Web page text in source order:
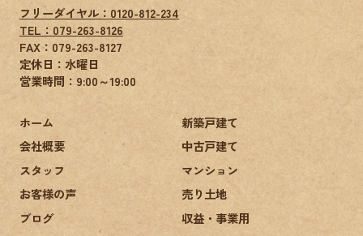
フリーダイヤル：0120-812-234
TEL：079-263-8126
FAX： 079-263-8127
定休日：水曜日
営業時間：9:00～19:00
ホーム
会社概要
スタッフ
お客様の声
ブログ
新築戸建て
中古戸建て
マンション
売り土地
収益・事業用